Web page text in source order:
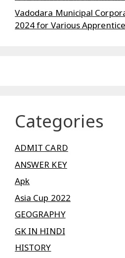
Vadodara Municipal
2024 for Various
Categories
ADMIT CARD
ANSWER KEY
Apk
Asia Cup 2022
GEOGRAPHY
GK IN HINDI
HISTORY